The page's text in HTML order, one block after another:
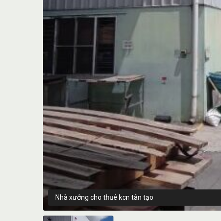
Nhà xưởng cho thuê kcn tân tạo